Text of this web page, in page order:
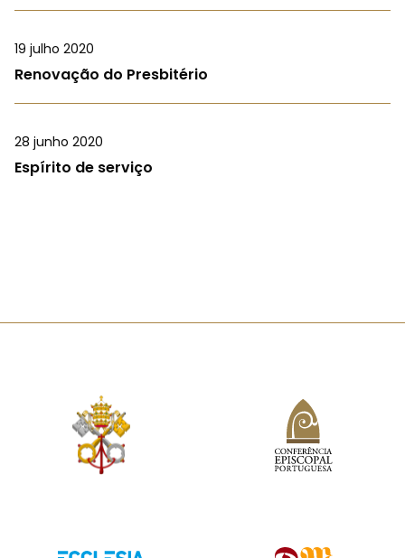
19 julho 2020
Renovação do Presbitério
28 junho 2020
Espírito de serviço